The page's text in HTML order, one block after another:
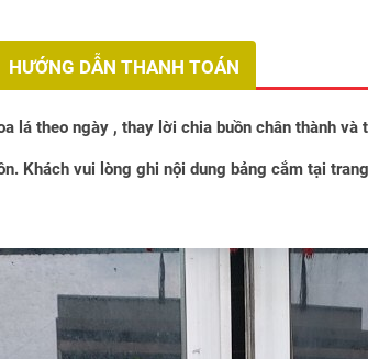
HƯỚNG DẪN THANH TOÁN
lá theo ngày , thay lời chia buồn chân thành và
Khách vui lòng ghi nội dung bảng cắm tại